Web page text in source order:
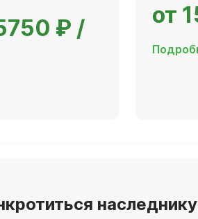
₽ /
от
наследнику